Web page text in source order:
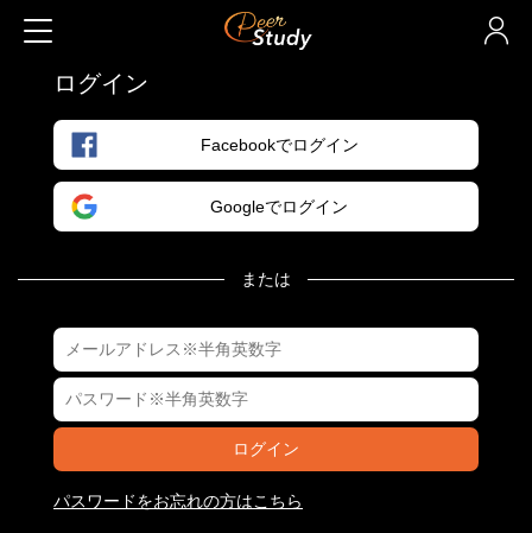
ログイン
Facebookでログイン
Googleでログイン
または
ログイン
パスワードをお忘れの方はこちら